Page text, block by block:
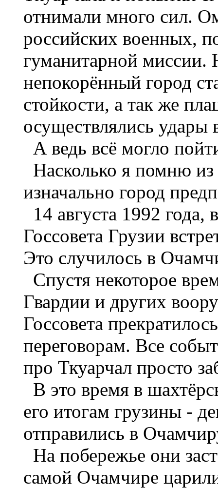
отнимали много сил.
российских военных,
гуманитарной миссии.
непокорённый город
стойкости, а так же
осуществлялись удары
А ведь всё могло
Насколько я помню из
изначально город
14 августа 1992
Госсовета Грузии
Это случилось в
Спустя некоторое
Гвардии и других
Госсовета
переговорам. Все
про Ткуарчал просто
В это время в
его итогам грузины -
отправились в
На побережье они
самой Очамчире